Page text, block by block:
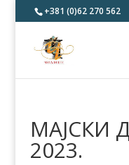
+381 (0)62 270 562
МАЈСКИ
2023.